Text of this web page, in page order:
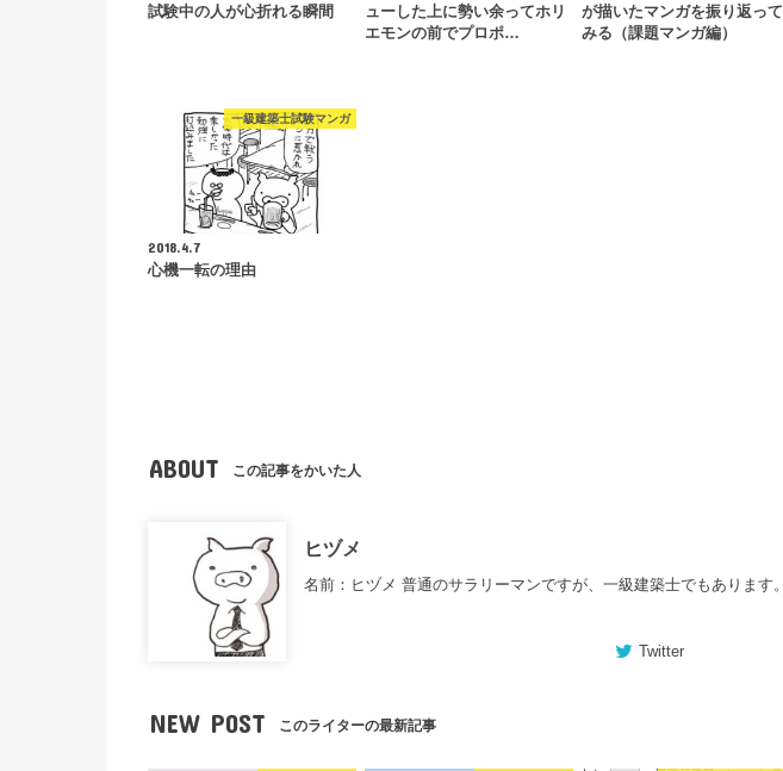
試験中の人が心折れる瞬間
ューした上に勢い余ってホリ
エモンの前でプロポ…
が描いたマンガを振り返って
みる（課題マンガ編）
一級建築士試験マンガ
2018.4.7
心機一転の理由
ABOUT この記事をかいた人
ヒヅメ
名前：ヒヅメ 普通のサラリーマンですが、一級建築士でもあります。
Twitter
NEW POST このライターの最新記事